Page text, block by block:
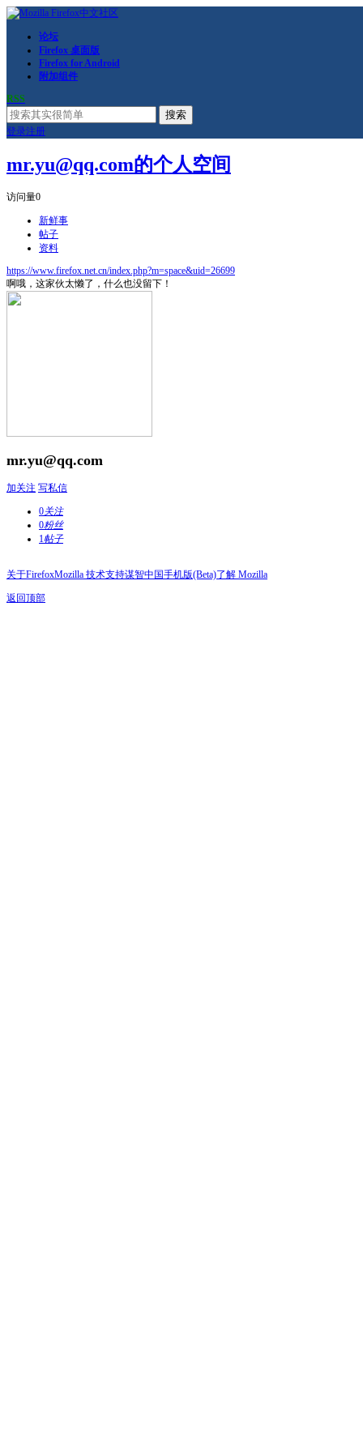
论坛
Firefox 桌面版
Firefox for Android
附加组件
RSS
搜索
登录注册
mr.yu@qq.com的个人空间
访问量0
新鲜事
帖子
资料
https://www.firefox.net.cn/index.php?m=space&uid=26699
啊哦，这家伙太懒了，什么也没留下！
mr.yu@qq.com
加关注 写私信
0关注
0粉丝
1帖子
关于FirefoxMozilla 技术支持谋智中国手机版(Beta)了解 Mozilla
返回顶部